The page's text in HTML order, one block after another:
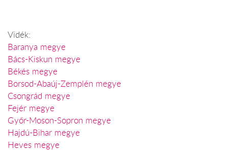
Vidék:
Baranya megye
Bács-Kiskun megye
Békés megye
Borsod-Abaúj-Zemplén megye
Csongrád megye
Fejér megye
Győr-Moson-Sopron megye
Hajdú-Bihar megye
Heves megye